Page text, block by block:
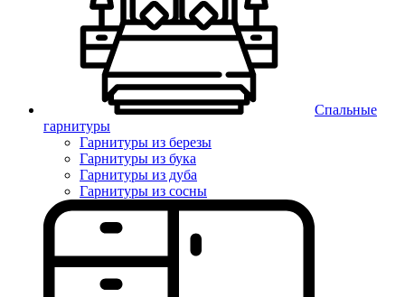
Спальные
гарнитуры
Гарнитуры из березы
Гарнитуры из бука
Гарнитуры из дуба
Гарнитуры из сосны